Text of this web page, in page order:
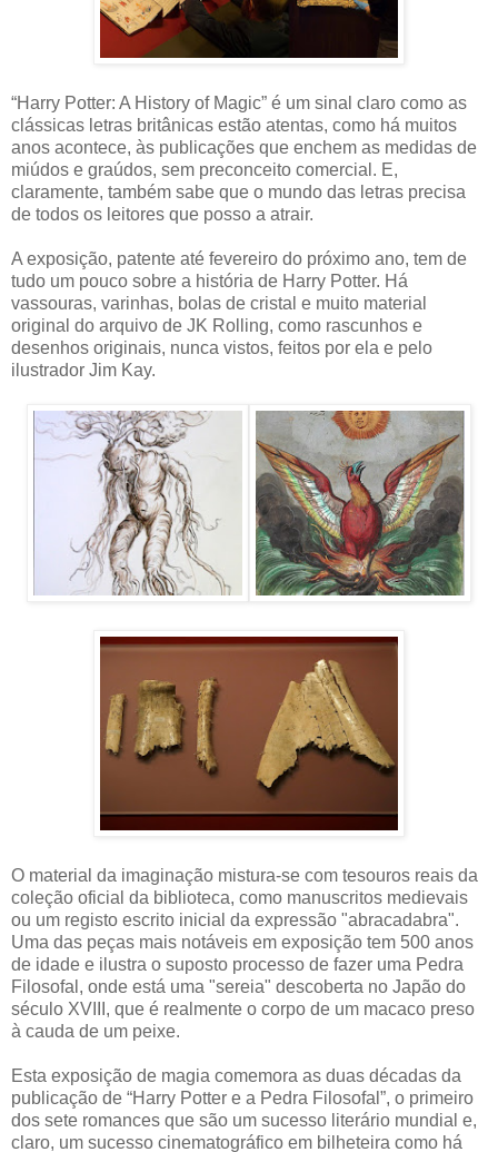
“Harry Potter: A History of Magic” é um sinal claro como as
clássicas letras britânicas estão atentas, como há muitos
anos acontece, às publicações que enchem as medidas de
miúdos e graúdos, sem preconceito comercial. E,
claramente, também sabe que o mundo das letras precisa
de todos os leitores que posso a atrair.
A exposição, patente até fevereiro do próximo ano, tem de
tudo um pouco sobre a história de Harry Potter. Há
vassouras, varinhas, bolas de cristal e muito material
original do arquivo de JK Rolling, como rascunhos e
desenhos originais, nunca vistos, feitos por ela e pelo
ilustrador Jim Kay.
O material da imaginação mistura-se com tesouros reais da
coleção oficial da biblioteca, como manuscritos medievais
ou um registo escrito inicial da expressão "abracadabra".
Uma das peças mais notáveis em exposição tem 500 anos
de idade e ilustra o suposto processo de fazer uma Pedra
Filosofal, onde está uma "sereia" descoberta no Japão do
século XVIII, que é realmente o corpo de um macaco preso
à cauda de um peixe.
Esta exposição de magia comemora as duas décadas da
publicação de “Harry Potter e a Pedra Filosofal”, o primeiro
dos sete romances que são um sucesso literário mundial e,
claro, um sucesso cinematográfico em bilheteira como há